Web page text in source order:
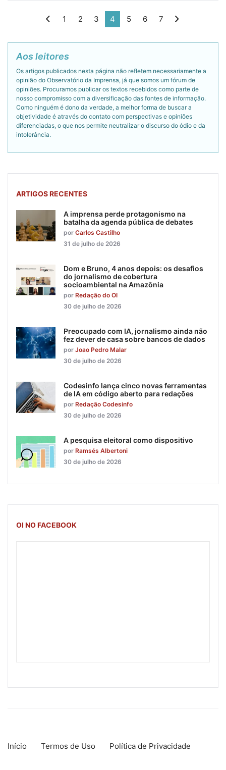
1 2 3 4 5 6 7
Aos leitores
Os artigos publicados nesta página não refletem necessariamente a
opinião do Observatório da Imprensa, já que somos um fórum de
opiniões. Procuramos publicar os textos recebidos como parte de
nosso compromisso com a diversificação das fontes de informação.
Como ninguém é dono da verdade, a melhor forma de buscar a
objetividade é através do contato com perspectivas e opiniões
diferenciadas, o que nos permite neutralizar o discurso do ódio e da
intolerância.
ARTIGOS RECENTES
A imprensa perde protagonismo na
batalha da agenda pública de debates
por Carlos Castilho
31 de julho de 2026
Dom e Bruno, 4 anos depois: os desafios
do jornalismo de cobertura
socioambiental na Amazônia
por Redação do OI
30 de julho de 2026
Preocupado com IA, jornalismo ainda não
fez dever de casa sobre bancos de dados
por Joao Pedro Malar
30 de julho de 2026
Codesinfo lança cinco novas ferramentas
de IA em código aberto para redações
por Redação Codesinfo
30 de julho de 2026
A pesquisa eleitoral como dispositivo
por Ramsés Albertoni
30 de julho de 2026
OI NO FACEBOOK
Início Termos de Uso Política de Privacidade